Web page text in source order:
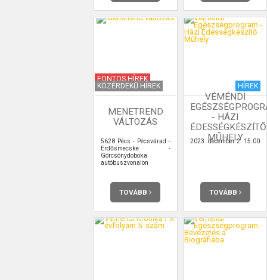
FONTOS HÍREK
KÖZÉRDEKŰ HÍREK
MENETREND
VÁLTOZÁS
5628 Pécs - Pécsvárad -
Erdősmecske -
Görcsönydoboka
autóbuszvonalon
TOVÁBB
HÍREK
VÉMÉNDI
- HÁZI
ÉDESSÉGKÉSZÍTŐ
MŰHELY
2023. december 2. 15:00
TOVÁBB